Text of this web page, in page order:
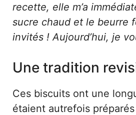
recette, elle m’a
sucre chaud et le beurre
invités ! Aujourd’hui, je
Une tradition
Ces biscuits ont une
étaient autrefois